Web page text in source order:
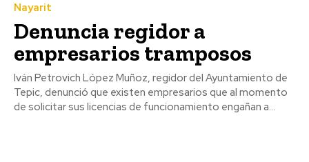
Nayarit
Denuncia regidor a
empresarios tramposos
Iván Petrovich López Muñoz, regidor del Ayuntamiento de
Tepic, denunció que existen empresarios que al momento
de solicitar sus licencias de funcionamiento engañan a...